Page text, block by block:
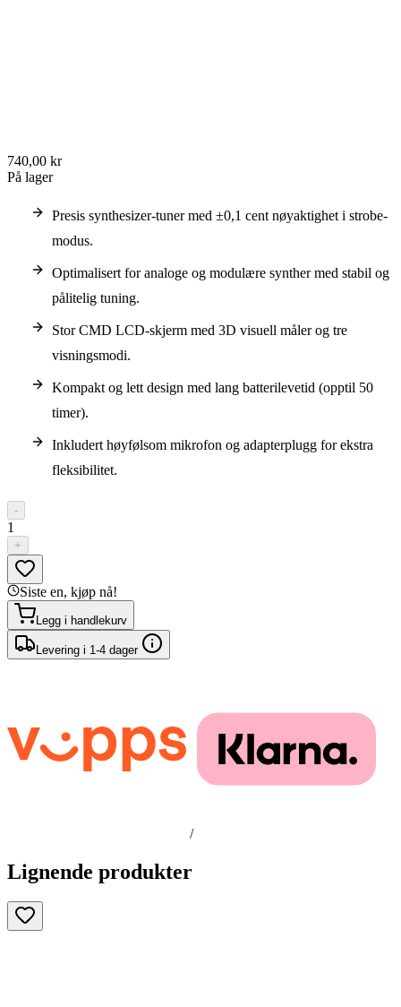
740,00 kr
På lager
Presis synthesizer-tuner med ±0,1 cent nøyaktighet i strobe-
modus.
Optimalisert for analoge og modulære synther med stabil og
pålitelig tuning.
Stor CMD LCD-skjerm med 3D visuell måler og tre
visningsmodi.
Kompakt og lett design med lang batterilevetid (opptil 50
timer).
Inkludert høyfølsom mikrofon og adapterplugg for ekstra
fleksibilitet.
-
1
+
Siste en, kjøp nå!
Legg i handlekurv
Levering i 1-4 dager
/
Lignende produkter